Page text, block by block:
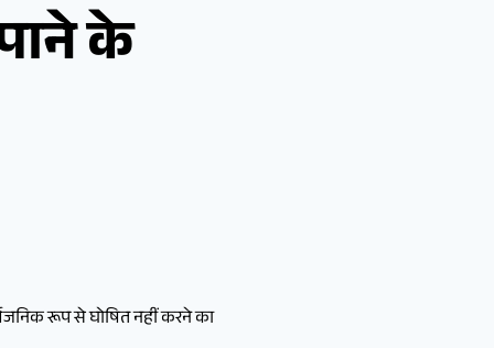
के
रूप से घोषित नहीं करने का